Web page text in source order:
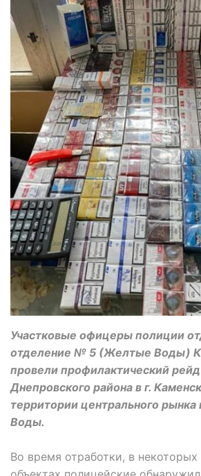
Участковые офицеры полиции
отделение № 5 (Желтые Воды)
провели профилактический
Днепровского района в г.
территории центрального
Воды.
Во время отработки, в некоторых